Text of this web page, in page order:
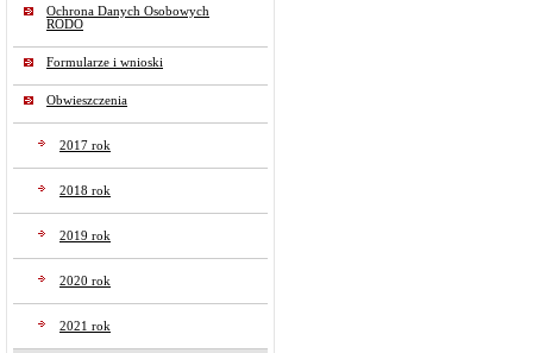
Ochrona Danych Osobowych
RODO
Formularze i wnioski
Obwieszczenia
2017 rok
2018 rok
2019 rok
2020 rok
2021 rok